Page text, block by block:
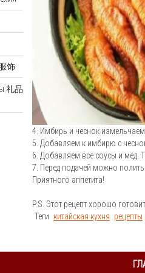
饰
礼品
4. Имбирь и чеснок
5. Добавляем к имбирю с
6. Добавляем все соусы и мёд.
7. Перед подачей можно
Приятного аппетита!
P.S. Этот рецепт хорошо
Теги китайская кухня рецепты